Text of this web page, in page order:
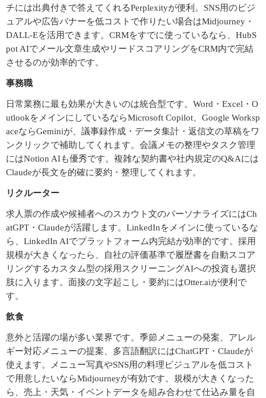
チには出典付きで答えてくれるPerplexityが便利。SNS用のビジ
ュアルや広告バナーを低コストで作りたい場合はMidjourney・
DALL-Eを活用できます。CRMをすでに使っているなら、HubS
pot AIでメール文章生成やリードスコアリングをCRM内で完結
させるのが効率的です。
事務職
日常業務に最も効果が大きいのは統合型です。Word・Excel・O
utlookをメインにしているならMicrosoft Copilot、Google Worksp
aceならGeminiが、議事録作成・データ集計・返信文の草稿をワ
ンクリックで補助してくれます。会議メモの整理やタスク管理
にはNotion AIも優秀です。複雑な契約書や社内規定のQ&Aには
Claudeが長文を的確に要約・整理してくれます。
リクルーター
求人票の作成や候補者へのスカウト文のパーソナライズにはCh
atGPT・Claudeが活躍します。LinkedInをメインに使っているな
ら、LinkedIn AIでプラットフォーム内完結が効率的です。採用
規模が大きくなったら、自社の評価基準で履歴書を自動スコア
リングするカスタム型の採用スクリーニングAIへの投資も選択
肢に入ります。面接の文字起こし・要約にはOtter.aiが便利で
す。
飲食
意外と活躍の場が多い業界です。季節メニューの発案、アレル
ギー対応メニューの提案、多言語翻訳にはChatGPT・Claudeが
使えます。メニュー写真やSNS用の料理ビジュアルを低コスト
で用意したいならMidjourneyが有効です。規模が大きくなった
ら、売上・天気・イベントデータを組み合わせて仕込み量を自